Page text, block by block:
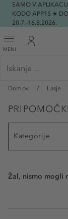
SAMO V
KODO APP15 ★
20.7.-16.8.2026.
MENI
Domov Lasje
Kategorije
Žal, nismo mogli